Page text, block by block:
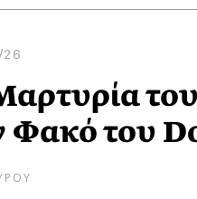
Φακό του